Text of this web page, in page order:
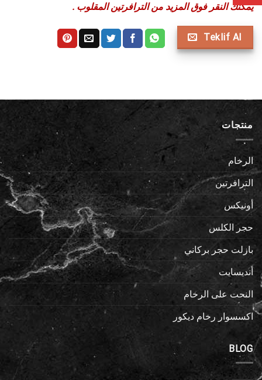
يمكنك النقر فوق المزيد من الترافرتين المقلوب .
Teklif Al
منتجات
الرخام
الترافرتين
أونيكس
حجر الكلس
بازلت حجر بركاني
أنديسايت
النحت على الرخام
اكسسوار رخام ديكور
BLOG